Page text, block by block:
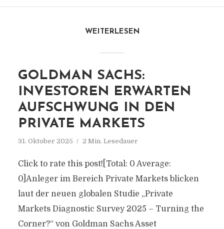
WEITERLESEN
GOLDMAN SACHS:
INVESTOREN ERWARTEN
AUFSCHWUNG IN DEN
PRIVATE MARKETS
31. Oktober 2025 2 Min. Lesedauer
Click to rate this post![Total: 0 Average:
0]Anleger im Bereich Private Markets blicken
laut der neuen globalen Studie „Private
Markets Diagnostic Survey 2025 – Turning the
Corner?“ von Goldman Sachs Asset